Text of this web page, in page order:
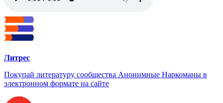
Литрес
Покупай литературу сообщества Анонимные Наркоманы в
электронном формате на сайте